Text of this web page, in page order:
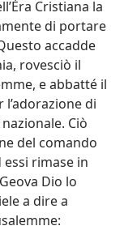
Cristiana la
di portare
accadde
rovesciò il
e abbatté il
di
Ciò
del comando
rimase in
Dio lo
a dire a